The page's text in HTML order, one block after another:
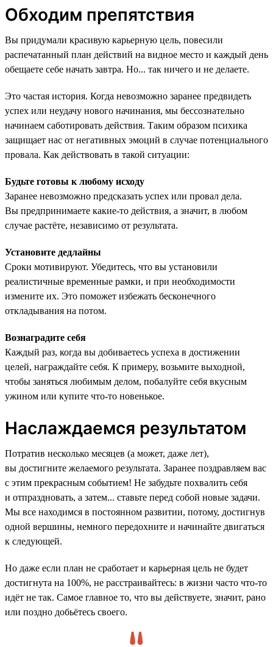
Обходим препятствия
Вы придумали красивую карьерную цель, повесили
распечатанный план действий на видное место и каждый день
обещаете себе начать завтра. Но... так ничего и не делаете.
Это частая история. Когда невозможно заранее предвидеть
успех или неудачу нового начинания, мы бессознательно
начинаем саботировать действия. Таким образом психика
защищает нас от негативных эмоций в случае потенциального
провала. Как действовать в такой ситуации:
Будьте готовы к любому исходу
Заранее невозможно предсказать успех или провал дела.
Вы предпринимаете какие-то действия, а значит, в любом
случае растёте, независимо от результата.
Установите дедлайны
Сроки мотивируют. Убедитесь, что вы установили
реалистичные временные рамки, и при необходимости
измените их. Это поможет избежать бесконечного
откладывания на потом.
Вознаградите себя
Каждый раз, когда вы добиваетесь успеха в достижении
целей, награждайте себя. К примеру, возьмите выходной,
чтобы заняться любимым делом, побалуйте себя вкусным
ужином или купите что-то новенькое.
Наслаждаемся результатом
Потратив несколько месяцев (а может, даже лет),
вы достигните желаемого результата. Заранее поздравляем вас
с этим прекрасным событием! Не забудьте похвалить себя
и отпраздновать, а затем... ставьте перед собой новые задачи.
Мы все находимся в постоянном развитии, потому, достигнув
одной вершины, немного передохните и начинайте двигаться
к следующей.
Но даже если план не сработает и карьерная цель не будет
достигнута на 100%, не расстраивайтесь: в жизни часто что-то
идёт не так. Самое главное то, что вы действуете, значит, рано
или поздно добьётесь своего.